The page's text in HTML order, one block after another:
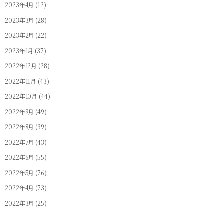
2023年4月 (12)
2023年3月 (28)
2023年2月 (22)
2023年1月 (37)
2022年12月 (28)
2022年11月 (43)
2022年10月 (44)
2022年9月 (49)
2022年8月 (39)
2022年7月 (43)
2022年6月 (55)
2022年5月 (76)
2022年4月 (73)
2022年3月 (25)